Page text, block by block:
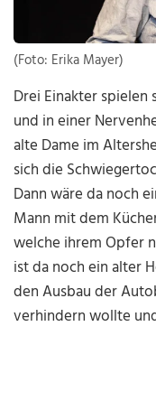
(Foto: Erika Mayer)
Drei Einakter spielen
und in einer
alte Dame im
sich die
Dann wäre da noch
Mann mit dem
welche ihrem Opfer
ist da noch ein alter
den Ausbau der
verhindern wollte